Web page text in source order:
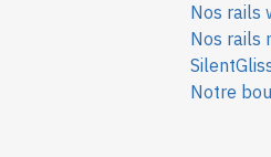
Nos rails
Nos rails
Notre